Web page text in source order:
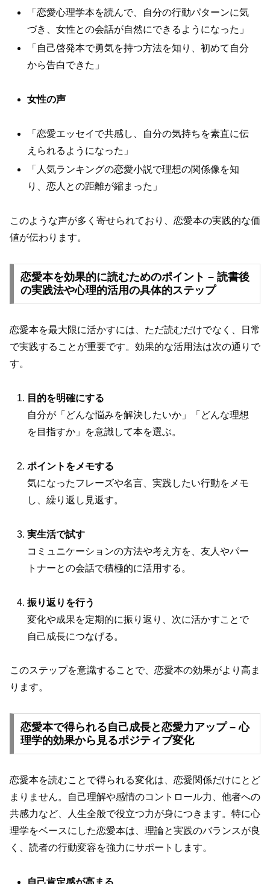
「恋愛心理学本を読んで、自分の行動パターンに気
づき、女性との会話が自然にできるようになった」
「自己啓発本で勇気を持つ方法を知り、初めて自分
から告白できた」
女性の声
「恋愛エッセイで共感し、自分の気持ちを素直に伝
えられるようになった」
「人気ランキングの恋愛小説で理想の関係像を知
り、恋人との距離が縮まった」
このような声が多く寄せられており、恋愛本の実践的な価
値が伝わります。
恋愛本を効果的に読むためのポイント – 読書後
の実践法や心理的活用の具体的ステップ
恋愛本を最大限に活かすには、ただ読むだけでなく、日常
で実践することが重要です。効果的な活用法は次の通りで
す。
目的を明確にする
自分が「どんな悩みを解決したいか」「どんな理想
を目指すか」を意識して本を選ぶ。
ポイントをメモする
気になったフレーズや名言、実践したい行動をメモ
し、繰り返し見返す。
実生活で試す
コミュニケーションの方法や考え方を、友人やパー
トナーとの会話で積極的に活用する。
振り返りを行う
変化や成果を定期的に振り返り、次に活かすことで
自己成長につなげる。
このステップを意識することで、恋愛本の効果がより高ま
ります。
恋愛本で得られる自己成長と恋愛力アップ – 心
理学的効果から見るポジティブ変化
恋愛本を読むことで得られる変化は、恋愛関係だけにとど
まりません。自己理解や感情のコントロール力、他者への
共感力など、人生全般で役立つ力が身につきます。特に心
理学をベースにした恋愛本は、理論と実践のバランスが良
く、読者の行動変容を強力にサポートします。
自己肯定感が高まる